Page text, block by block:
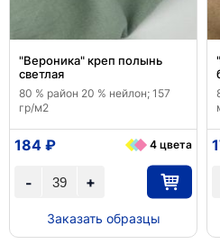
"Вероника" креп полынь
светлая
80 % район 20 % нейлон; 157
гр/м2
+
-
184 ₽ 4 цвета
Заказать образцы